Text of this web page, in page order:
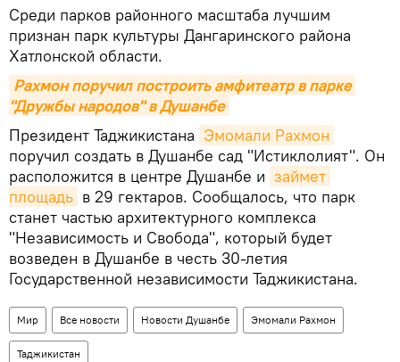
Cреди парков районного масштаба лучшим
признан парк культуры Дангаринского района
Хатлонской области.
Рахмон поручил построить амфитеатр в парке
"Дружбы народов" в Душанбе
Президент Таджикистана Эмомали Рахмон
поручил создать в Душанбе сад "Истиклолият". Он
расположится в центре Душанбе и займет
площадь в 29 гектаров. Сообщалось, что парк
станет частью архитектурного комплекса
"Независимость и Свобода", который будет
возведен в Душанбе в честь 30-летия
Государственной независимости Таджикистана.
Мир Все новости Новости Душанбе Эмомали Рахмон
Таджикистан